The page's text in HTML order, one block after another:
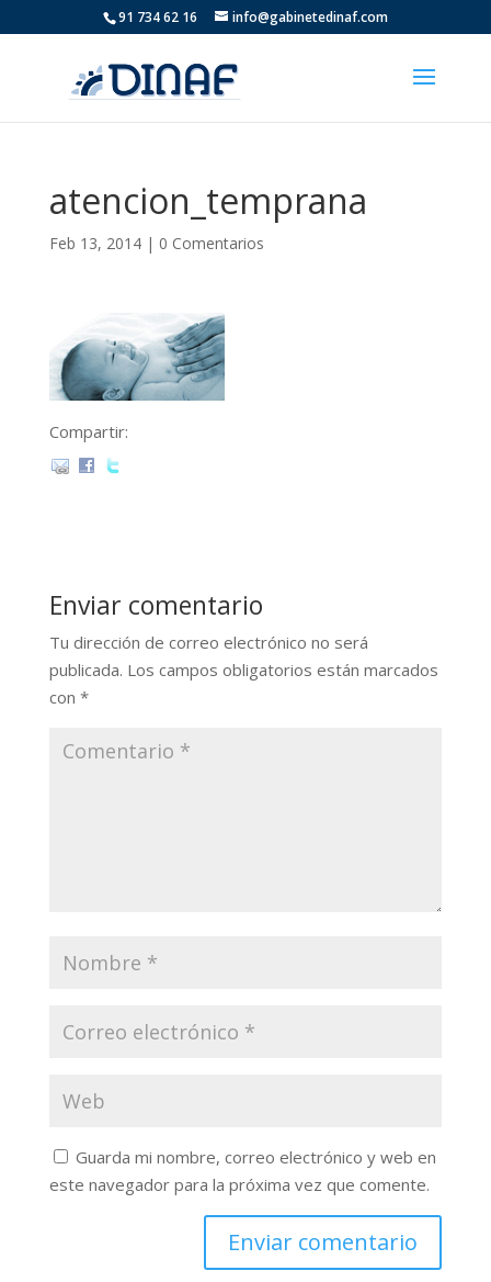
91 734 62 16 info@gabinetedinaf.com
atencion_temprana
Feb 13, 2014| 0 Comentarios
Compartir:
Enviar comentario
Tu dirección de correo electrónico no será
publicada. Los campos obligatorios están marcados
con *
Guarda mi nombre, correo electrónico y web en
este navegador para la próxima vez que comente.